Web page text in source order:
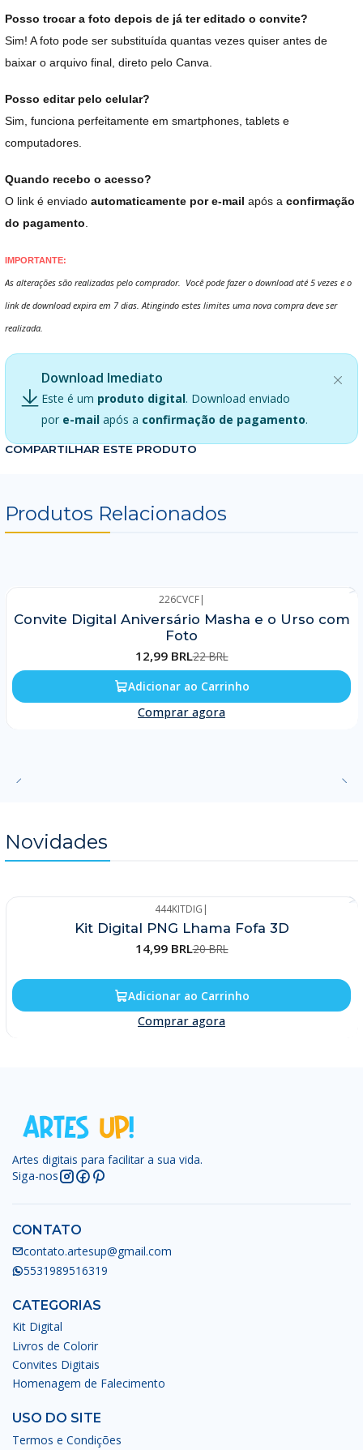
Posso trocar a foto depois de já ter editado o convite?
Sim! A foto pode ser substituída quantas vezes quiser antes de
baixar o arquivo final, direto pelo Canva.
Posso editar pelo celular?
Sim, funciona perfeitamente em smartphones, tablets e
computadores.
Quando recebo o acesso?
O link é enviado automaticamente por e-mail após a confirmação
do pagamento
IMPORTANTE:
As alterações são realizadas pelo comprador. Você pode fazer o download até 5 vezes e o
link de download expira em 7 dias. Atingindo estes limites uma nova compra deve ser
realizada.
Download Imediato
Este é um produto digital. Download enviado
por e-mail após a confirmação de pagamento.
COMPARTILHAR ESTE PRODUTO
Produtos Relacionados
226CVCF|
Convite Digital Aniversário Masha e o Urso com
Foto
12,99 BRL22 BRL
Adicionar ao Carrinho
Comprar agora
Novidades
444KITDIG |
Kit Digital PNG Lhama Fofa 3D
14,99 BRL20 BRL
Adicionar ao Carrinho
Comprar agora
Artes digitais para facilitar a sua vida.
Siga-nos
CONTATO
contato.artesup@gmail.com
5531989516319
CATEGORIAS
Kit Digital
Livros de Colorir
Convites Digitais
Homenagem de Falecimento
USO DO SITE
Termos e Condições